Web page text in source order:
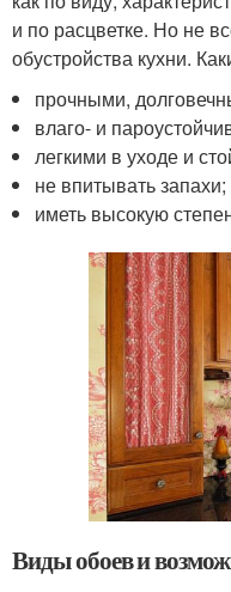
и по расцветке. Но не
обустройства кухни.
прочными,
влаго- и
легкими в уходе и
не впитывать запахи;
иметь высокую
Виды обоев и